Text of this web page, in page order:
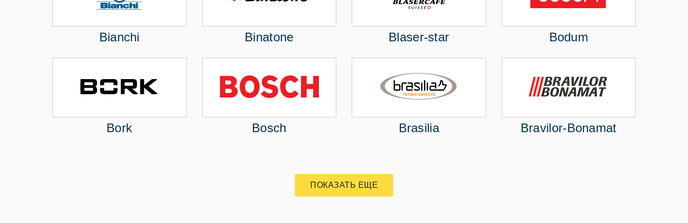
Bianchi Binatone Blaser-star Bodum
Bork Bosch Brasilia Bravilor-Bonamat
ПОКАЗАТЬ ЕЩЕ